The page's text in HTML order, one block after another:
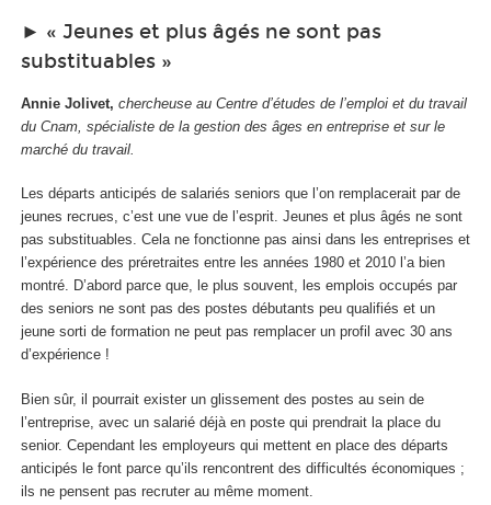
► « Jeunes et plus âgés ne sont pas
substituables »
Annie Jolivet, chercheuse au Centre d’études de l’emploi et du travail
du Cnam, spécialiste de la gestion des âges en entreprise et sur le
marché du travail.
Les départs anticipés de salariés seniors que l’on remplacerait par de
jeunes recrues, c’est une vue de l’esprit. Jeunes et plus âgés ne sont
pas substituables. Cela ne fonctionne pas ainsi dans les entreprises et
l’expérience des préretraites entre les années 1980 et 2010 l’a bien
montré. D’abord parce que, le plus souvent, les emplois occupés par
des seniors ne sont pas des postes débutants peu qualifiés et un
jeune sorti de formation ne peut pas remplacer un profil avec 30 ans
d’expérience !
Bien sûr, il pourrait exister un glissement des postes au sein de
l’entreprise, avec un salarié déjà en poste qui prendrait la place du
senior. Cependant les employeurs qui mettent en place des départs
anticipés le font parce qu’ils rencontrent des difficultés économiques ;
ils ne pensent pas recruter au même moment.